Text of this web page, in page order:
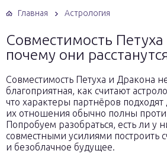
Главная Астрология
Совместимость
почему они
Совместимость Петуха и Дракона
благоприятная, как считают
что характеры партнёров подходят
их отношения обычно полны
Попробуем разобраться, есть ли у
совместными усилиями построить
и безоблачное будущее.